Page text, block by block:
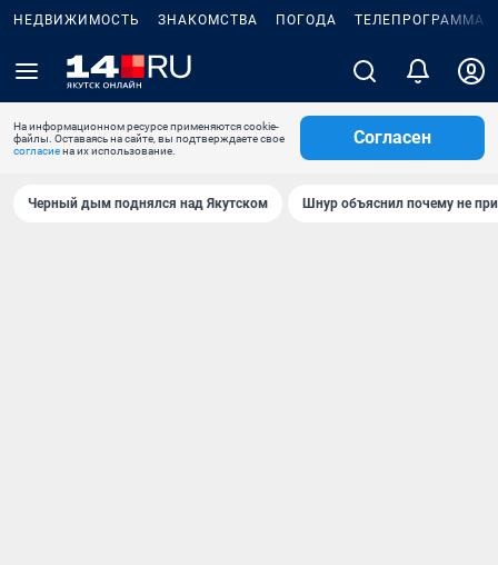
НЕДВИЖИМОСТЬ ЗНАКОМСТВА ПОГОДА ТЕЛЕПРОГРАММА
На информационном ресурсе применяются cookie-
файлы. Оставаясь на сайте, вы подтверждаете свое
согласиена их использование.
Согласен
Черный дым поднялся над Якутском Шнур объяснил почему не